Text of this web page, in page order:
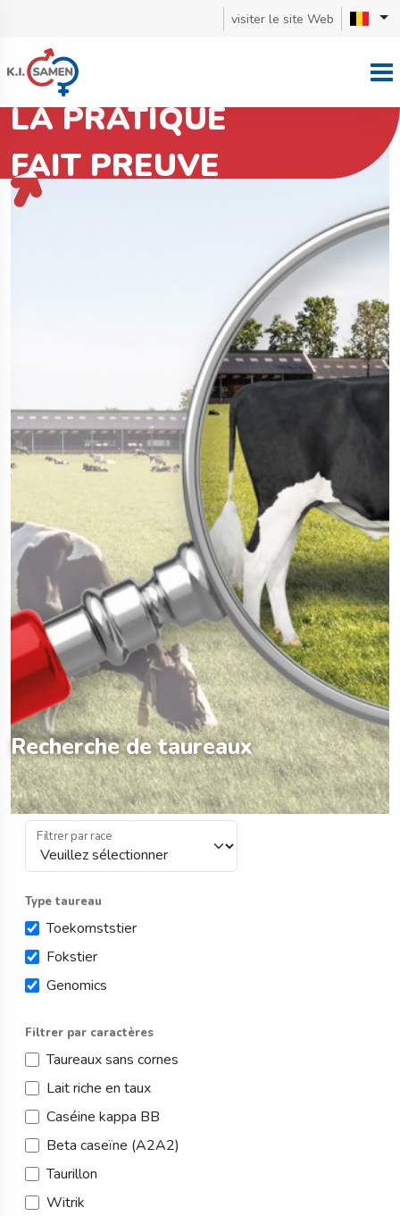
visiter le site Web
LA PRATIQUE
FAIT PREUVE
Veuillez sélectionner une race
Filtrer par race
Type taureau
Toekomststier
Fokstier
Genomics
Filtrer par caractères
Taureaux sans cornes
Lait riche en taux
Caséine kappa BB
Beta caseïne (A2A2)
Taurillon
Witrik
Recherche de taureaux